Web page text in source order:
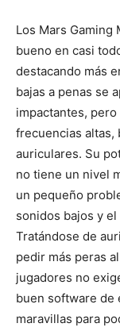
Los Mars Gaming
bueno en casi
destacando más
bajas a penas se
impactantes,
frecuencias altas,
auriculares. Su
no tiene un nivel
un pequeño
sonidos bajos y
Tratándose de
pedir más peras
jugadores no
buen software de
maravillas para